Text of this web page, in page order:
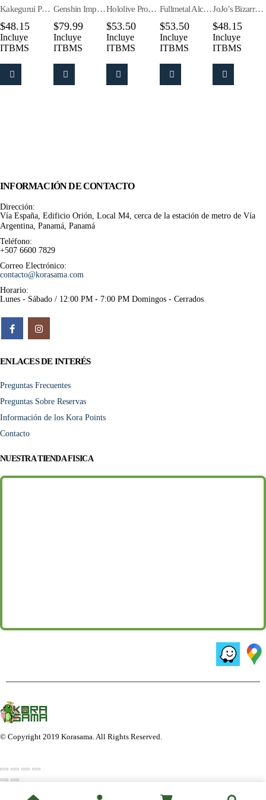
Kakegurui Pop Up Parade Mary Saotome
$48.15
Incluye
ITBMS
Genshin Impact Nendoroid Zhongli
$79.99
Incluye
ITBMS
Hololive Production Pop Up Parade Chloe Sakamata
$53.50
Incluye
ITBMS
Fullmetal Alchemist: Brotherhood Pop Up Parade Riza Hawkeye
$53.50
Incluye
ITBMS
JoJo’s Bizarre Adventure: Diamond is Unbreakable Pop Up Parade Rohan Kishibe
$48.15
Incluye
ITBMS
INFORMACIÓN DE CONTACTO
Dirección:
Vía España, Edificio Orión, Local M4, cerca de la estación de metro de Vía
Argentina, Panamá, Panamá
Teléfono:
+507 6600 7829
Correo Electrónico:
contacto@korasama.com
Horario:
Lunes - Sábado / 12:00 PM - 7:00 PM Domingos - Cerrados
ENLACES DE INTERÉS
Preguntas Frecuentes
Preguntas Sobre Reservas
Información de los Kora Points
Contacto
NUESTRA TIENDA FISICA
© Copyright 2019 Korasama. All Rights Reserved.